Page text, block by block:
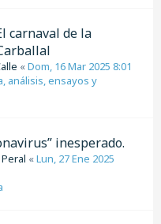
carnaval de la
«Dom, 16 Mar 2025 8:01
análisis, ensayos y
inesperado.
«Lun, 27 Ene 2025